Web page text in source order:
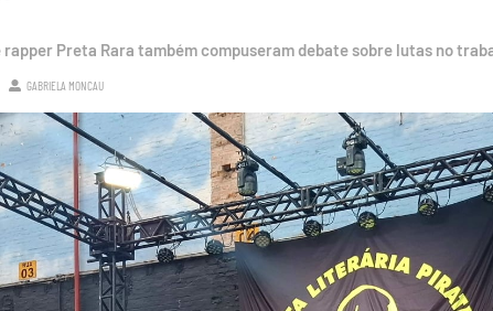
Preta Rara também compuseram debate sobre lutas no
GABRIELA MONCAU